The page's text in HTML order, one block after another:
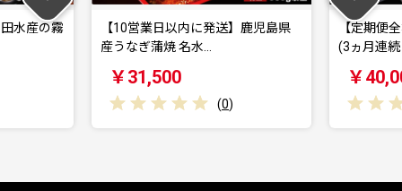
に発送】鹿児島県
【定期便全3回】九州産 豚肉定期便
(3ヵ月連続・毎…
￥40,000